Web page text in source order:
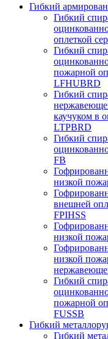
Гибкий
Гибкий
оплеткой
Гибкий
пожарной
LFHUBRD
Гибкий
каучуком в
LTPBRD
Гибкий
FB
низкой
внешней
FPIHSS
низкой
низкой
Гибкий
пожарной
FUSSB
Гибкий
Гибкий